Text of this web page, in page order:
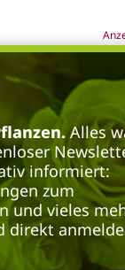
Alles
informiert:
zum
und vieles
direkt